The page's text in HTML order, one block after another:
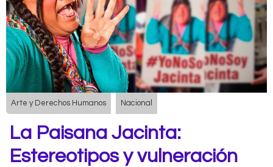
Arte y Derechos Humanos Nacional
La Paisana Jacinta:
Estereotipos y vulneración